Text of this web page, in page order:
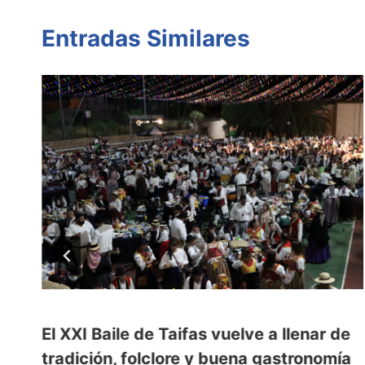
Entradas Similares
El XXI Baile de Taifas vuelve a llenar de
tradición, folclore y buena gastronomía